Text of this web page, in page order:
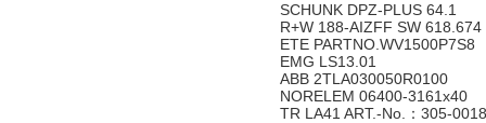
SCHUNK DPZ-PLUS 64.1
R+W 188-AIZFF SW 618.674
ETE PARTNO.WV1500P7S8
EMG LS13.01
ABB 2TLA030050R0100
NORELEM 06400-3161x40
TR LA41 ART.-No.：305-